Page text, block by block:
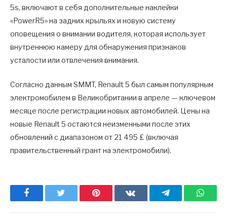
5s, включают в себя дополнительные наклейки
«PowerR5» на задних крыльях и новую систему
оповещения о внимании водителя, которая использует
внутреннюю камеру для обнаружения признаков
усталости или отвлечения внимания.
Согласно данным SMMT, Renault 5 был самым популярным
электромобилем в Великобритании в апреле — ключевом
месяце после регистрации новых автомобилей. Цены на
новые Renault 5 остаются неизменными после этих
обновлений с диапазоном от 21 495 £ (включая
правительственный грант на электромобили).
Facebook Pinterest ВКонтактеTelegram